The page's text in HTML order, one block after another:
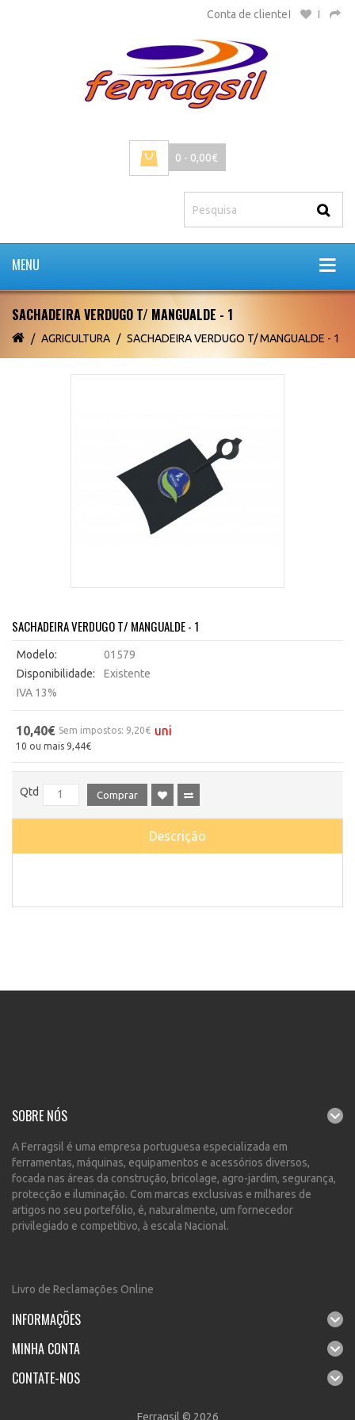
Conta de cliente
0 - 0,00€
MENU
SACHADEIRA VERDUGO T/ MANGUALDE - 1
AGRICULTURA SACHADEIRA VERDUGO T/ MANGUALDE - 1
SACHADEIRA VERDUGO T/ MANGUALDE - 1
Modelo:
01579
Disponibilidade:
Existente
IVA 13%
10,40€ Sem impostos: 9,20€ uni
10 ou mais 9,44€
Qtd Comprar
Descrição
SOBRE NÓS
A Ferragsil é uma empresa portuguesa especializada em
ferramentas, máquinas, equipamentos e acessórios diversos,
focada nas áreas da construção, bricolage, agro-jardim, segurança,
protecção e iluminação. Com marcas exclusivas e milhares de
artigos no seu portefólio, é, naturalmente, um fornecedor
privilegiado e competitivo, à escala Nacional.
Livro de Reclamações Online
INFORMAÇÕES
MINHA CONTA
CONTATE-NOS
Ferragsil © 2026